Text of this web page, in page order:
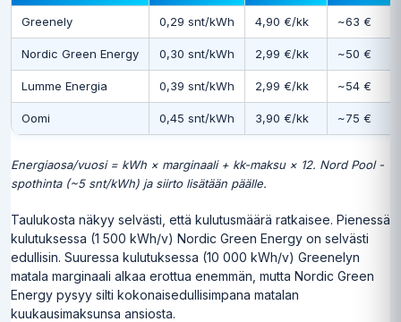
Greenely 0,29 snt/kWh 4,90 €/kk ~63 €
Nordic Green Energy 0,30 snt/kWh 2,99 €/kk ~50 €
Lumme Energia 0,39 snt/kWh 2,99 €/kk ~54 €
Oomi 0,45 snt/kWh 3,90 €/kk ~75 €
Energiaosa/vuosi = kWh × marginaali + kk-maksu × 12. Nord Pool -
spothinta (~5 snt/kWh) ja siirto lisätään päälle.
Taulukosta näkyy selvästi, että kulutusmäärä ratkaisee. Pienessä
kulutuksessa (1 500 kWh/v) Nordic Green Energy on selvästi
edullisin. Suuressa kulutuksessa (10 000 kWh/v) Greenelyn
matala marginaali alkaa erottua enemmän, mutta Nordic Green
Energy pysyy silti kokonaisedullisimpana matalan
kuukausimaksunsa ansiosta.